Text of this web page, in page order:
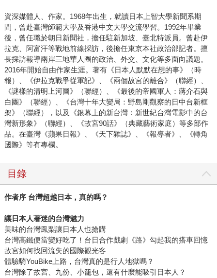
資深媒體人、作家。1968年出生，就讀日本上智大學新聞系期
間，曾赴臺灣師範大學及香港中文大學交流學習。1992年畢業
後，曾任職於朝日新聞社，擔任駐新加坡、臺北特派員。曾赴伊
拉克、阿富汗等戰地前線採訪，後擔任東京本社政治部記者。擅
長採訪報導兩岸三地華人圈的政治、外交、文化等多面向議題。
2016年開始自由作家生涯。著有《日本人默默在想的事》（時
報）、《伊拉克戰爭從軍記》、《兩個故宮的離合》（聯經）、
《謎樣的清明上河圖》（聯經）、《最後的帝國軍人：蔣介石與
白團》（聯經）、《台灣十年大變局：野島剛觀察的日中台新框
架》（聯經），以及《銀幕上的新台灣：新世紀台灣電影中的台
灣新形象》（聯經）、《故宮90話》（典藏藝術家庭）等多部作
品。在臺灣《蘋果日報》、《天下雜誌》、《報導者》、《轉角
國際》等有專欄。
目錄
作者序 台灣超越日本，真的嗎？
讓日本人著迷的台灣魅力
美味的台灣鳳梨讓日本人也搶購
台灣高鐵便當變好吃了！台日合作戲劇《路》勾起我的搭車回憶
故宮如何找回流失的國際觀光客
體驗騎YouBike上路，台灣真的是行人地獄嗎？
台灣除了故宮、九份、小籠包，還有什麼能吸引日本人？